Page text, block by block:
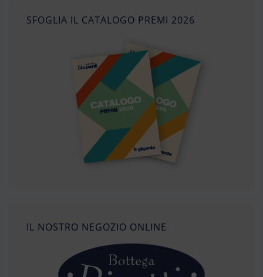
SFOGLIA IL CATALOGO PREMI 2026
IL NOSTRO NEGOZIO ONLINE